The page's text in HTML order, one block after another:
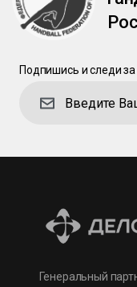
Подпишись и следи
Генеральный